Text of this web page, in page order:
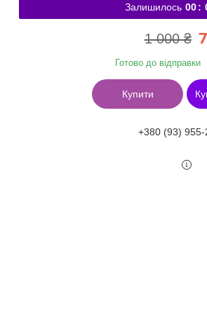
Залишилось 00
1 000 ₴
Готово до відправки
Купити
+380 (93)